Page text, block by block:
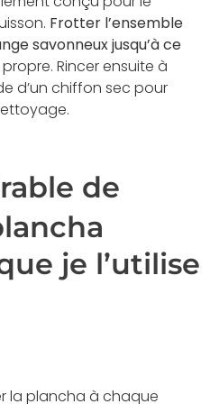
Frotter l’ensemble
savonneux jusqu’à ce
Rincer ensuite à
d’un chiffon sec pour
de
je l’utilise
la plancha à chaque